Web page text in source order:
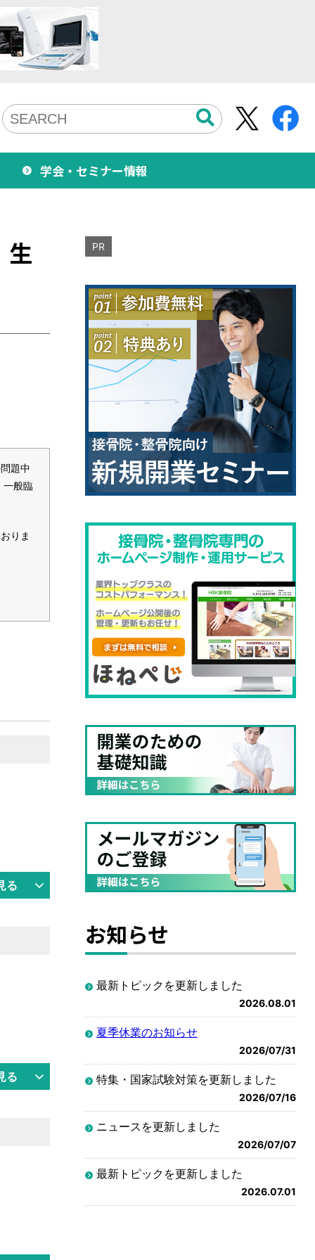
学会・セミナー情報
生
題中
一般臨
りま
る
る
PR
お知らせ
最新トピックを更新しました
2026.08.01
夏季休業のお知らせ
2026/07/31
特集・国家試験対策を更新しました
2026/07/16
ニュースを更新しました
2026/07/07
最新トピックを更新しました
2026.07.01